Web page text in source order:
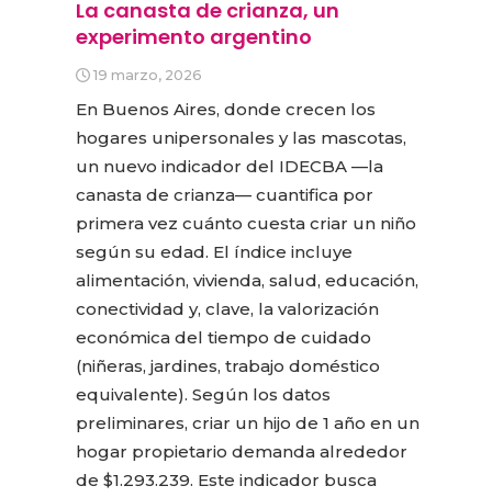
La canasta de crianza, un
experimento argentino
19 marzo, 2026
En Buenos Aires, donde crecen los
hogares unipersonales y las mascotas,
un nuevo indicador del IDECBA —la
canasta de crianza— cuantifica por
primera vez cuánto cuesta criar un niño
según su edad. El índice incluye
alimentación, vivienda, salud, educación,
conectividad y, clave, la valorización
económica del tiempo de cuidado
(niñeras, jardines, trabajo doméstico
equivalente). Según los datos
preliminares, criar un hijo de 1 año en un
hogar propietario demanda alrededor
de $1.293.239. Este indicador busca